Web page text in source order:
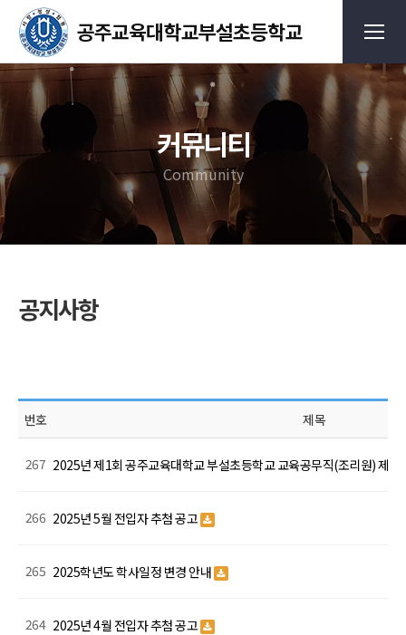
커뮤니티
Community
공지사항
번호 제목
267 2025년 제1회 공주교육대학교 부설초등학교 교육공무직(조리원) 제
266 2025년 5월 전입자 추첨 공고
265 2025학년도 학사일정 변경 안내
264 2025년 4월 전입자 추첨 공고